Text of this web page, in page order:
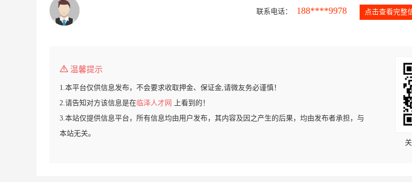
联系电话： 188****9978 点击查看完整
温馨提示
1.本平台仅供信息发布，不会要求收取押金、保证金,请微友务必谨慎！
2.请告知对方该信息是在 临泽人才网
上看到的！
3.本站仅提供信息平台，所有信息均由用户发布，其内容及因之产生的后果，均由发布者承担，与
本站无关。